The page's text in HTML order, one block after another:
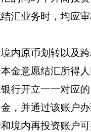
汇业务时，均应
内原币划转以及
金意愿结汇所得
行开立一一对应的
，并通过该账户
境内再投资账户